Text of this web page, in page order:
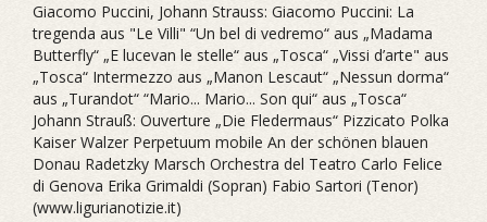
Giacomo Puccini, Johann Strauss: Giacomo Puccini: La
tregenda aus "Le Villi" “Un bel di vedremo“ aus „Madama
Butterfly“ „E lucevan le stelle“ aus „Tosca“ „Vissi d’arte" aus
„Tosca“ Intermezzo aus „Manon Lescaut“ „Nessun dorma“
aus „Turandot“ “Mario... Mario... Son qui“ aus „Tosca“
Johann Strauß: Ouverture „Die Fledermaus“ Pizzicato Polka
Kaiser Walzer Perpetuum mobile An der schönen blauen
Donau Radetzky Marsch Orchestra del Teatro Carlo Felice
di Genova Erika Grimaldi (Sopran) Fabio Sartori (Tenor)
(www.ligurianotizie.it)